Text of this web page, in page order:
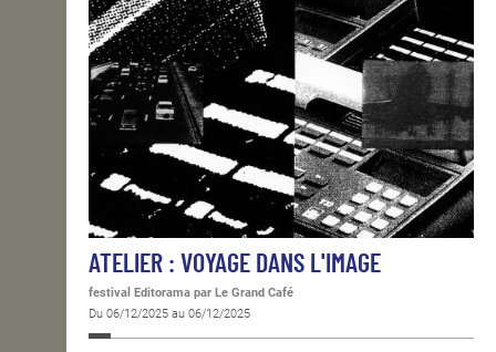
ATELIER : VOYAGE DANS L'IMAGE
festival Editorama par Le Grand Café
Du 06/12/2025 au 06/12/2025